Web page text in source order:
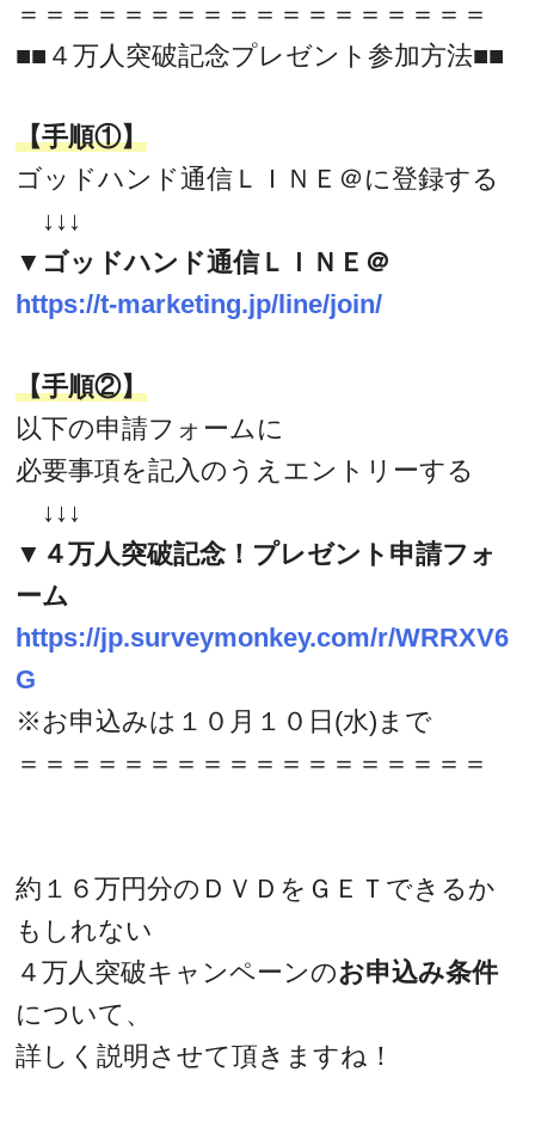
＝＝＝＝＝＝＝＝＝＝＝＝＝＝＝＝＝＝
■■４万人突破記念プレゼント参加方法■■
【手順①】
ゴッドハンド通信ＬＩＮＥ＠に登録する
↓↓↓
▼ゴッドハンド通信ＬＩＮＥ＠
https://t-marketing.jp/line/join/
【手順②】
以下の申請フォームに
必要事項を記入のうえエントリーする
↓↓↓
▼４万人突破記念！プレゼント申請フォ
ーム
https://jp.surveymonkey.com/r/WRRXV6
G
※お申込みは１０月１０日(水)まで
＝＝＝＝＝＝＝＝＝＝＝＝＝＝＝＝＝＝
約１６万円分のＤＶＤをＧＥＴできるか
もしれない
４万人突破キャンペーンのお申込み条件
について、
詳しく説明させて頂きますね！